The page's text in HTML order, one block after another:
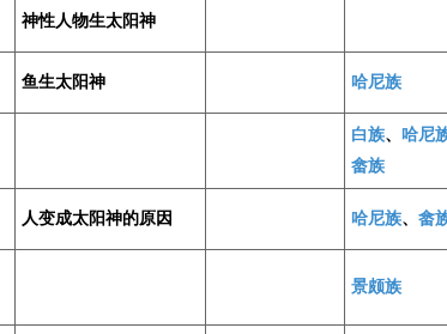
神性人物生太阳神
鱼生太阳神 哈尼族
白族、 哈尼
畲族
人变成太阳神的原因 哈尼族、 畲
景颇族